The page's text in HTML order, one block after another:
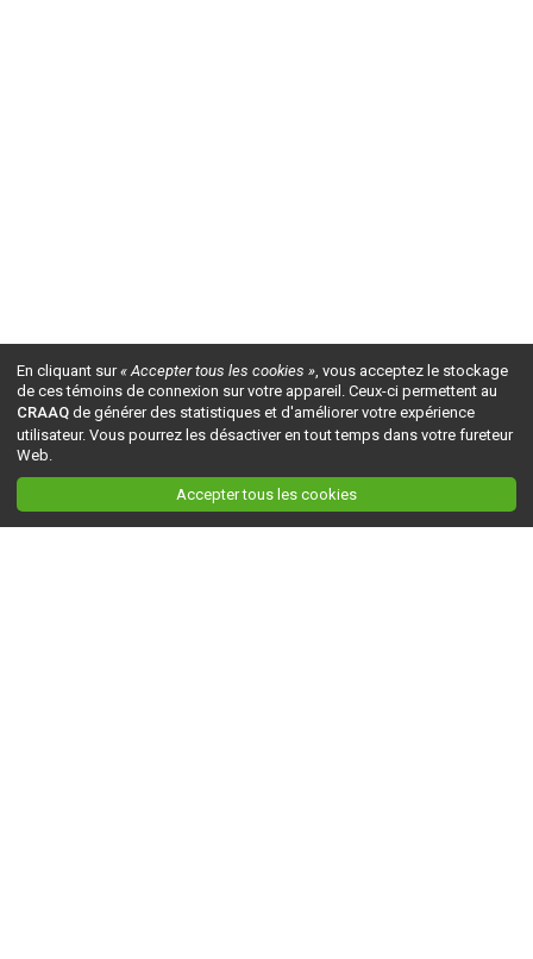
En cliquant sur« Accepter tous les cookies », vous acceptez le stockage
de ces témoins de connexion sur votre appareil. Ceux-ci permettent au
CRAAQ de générer des statistiques et d'améliorer votre expérience
utilisateur. Vous pourrez les désactiver en tout temps dans votre fureteur
Web.
Accepter tous les cookies